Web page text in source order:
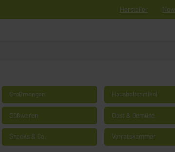
Hersteller News
Großmengen Haushaltsartikel
Süßwaren Obst & Gemüse
Snacks & Co. Vorratskammer